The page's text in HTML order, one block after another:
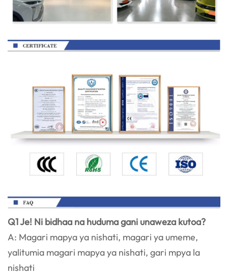
Q1 Je! Ni bidhaa na huduma gani unaweza kutoa?
A: Magari mapya ya nishati, magari ya umeme,
yalitumia magari mapya ya nishati, gari mpya la
nishati